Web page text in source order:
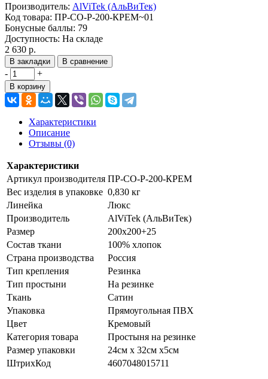
Производитель: AlViTek (АльВиТек)
Код товара: ПР-СО-Р-200-КРЕМ~01
Бонусные баллы: 79
Доступность: На складе
2 630 р.
В закладки В сравнение
- +
В корзину
Характеристики
Описание
Отзывы (0)
Характеристики
Артикул производителя ПР-СО-Р-200-КРЕМ
Вес изделия в упаковке 0,830 кг
Линейка
Люкс
Производитель
AlViTek (АльВиТек)
Размер
200х200+25
Состав ткани
100% хлопок
Страна производства
Россия
Тип крепления
Резинка
Тип простыни
На резинке
Ткань
Сатин
Упаковка
Прямоугольная ПВХ
Цвет
Кремовый
Категория товара
Простыня на резинке
Размер упаковки
24см х 32см х5см
ШтрихКод
4607048015711